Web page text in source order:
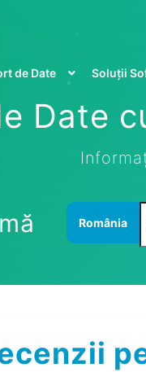
de Date Soluții
Date
România